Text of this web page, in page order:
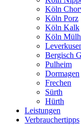
Köln
Köln Porz
Köln Kalk
Köln
Bergisch
Pulheim
Dormagen
Frechen
Sürth
Hürth
Leistungen
Verbrauchertipps